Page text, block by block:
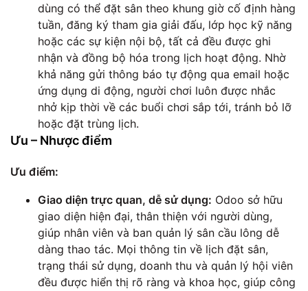
dùng có thể đặt sân theo khung giờ cố định hàng
tuần, đăng ký tham gia giải đấu, lớp học kỹ năng
hoặc các sự kiện nội bộ, tất cả đều được ghi
nhận và đồng bộ hóa trong lịch hoạt động. Nhờ
khả năng gửi thông báo tự động qua email hoặc
ứng dụng di động, người chơi luôn được nhắc
nhở kịp thời về các buổi chơi sắp tới, tránh bỏ lỡ
hoặc đặt trùng lịch.
Ưu – Nhược điểm
Ưu điểm:
Giao diện trực quan, dễ sử dụng: Odoo sở hữu
giao diện hiện đại, thân thiện với người dùng,
giúp nhân viên và ban quản lý sân cầu lông dễ
dàng thao tác. Mọi thông tin về lịch đặt sân,
trạng thái sử dụng, doanh thu và quản lý hội viên
đều được hiển thị rõ ràng và khoa học, giúp công